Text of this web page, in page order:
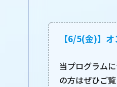
【6/5(金)】
当プログラム
の方はぜひご